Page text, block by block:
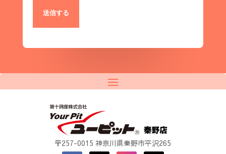
〒257-0015 神奈川県秦野市平沢265